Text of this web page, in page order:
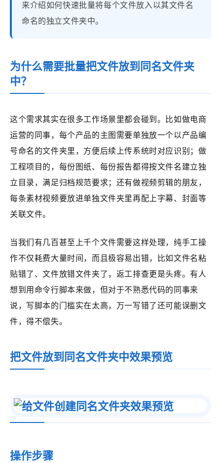
来介绍如何快速批量将每个文件放入以其文件名
命名的独立文件夹中。
为什么需要批量把文件放到同名文件夹
中？
这个需求其实在很多工作场景里都会碰到。比如做电商
运营的同事，每个产品的主图需要单独放一个以产品编
号命名的文件夹里，方便后续上传系统时对应识别；做
工程项目的，每份图纸、每份报告都得按文件名建立独
立目录，满足归档规范要求；还有做视频剪辑的朋友，
每条素材视频要放进单独文件夹里再配上字幕、封面等
关联文件。
当我们有几百甚至上千个文件需要这样处理，纯手工操
作不仅耗费大量时间，而且极容易出错，比如文件名粘
贴错了、文件放错文件夹了，返工排查更是头疼。有人
想到用命令行脚本来做，但对于不熟悉代码的同事来
说，写脚本的门槛实在太高，万一写错了还可能误删文
件，得不偿失。
把文件放到同名文件夹中效果预览
操作步骤